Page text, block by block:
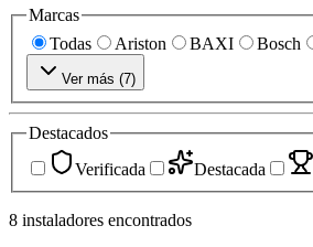
Marcas
Todas
Ariston BAXI Bosch
Ver más (7)
Destacados
Verificada
Destacada
8 instaladores encontrados